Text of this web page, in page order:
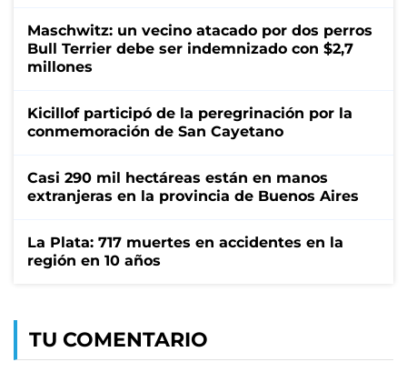
Maschwitz: un vecino atacado por dos perros
Bull Terrier debe ser indemnizado con $2,7
millones
Kicillof participó de la peregrinación por la
conmemoración de San Cayetano
Casi 290 mil hectáreas están en manos
extranjeras en la provincia de Buenos Aires
La Plata: 717 muertes en accidentes en la
región en 10 años
TU COMENTARIO